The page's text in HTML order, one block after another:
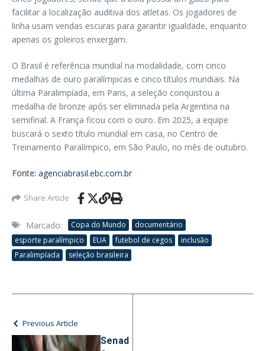
facilitar a localização auditiva dos atletas. Os jogadores de
linha usam vendas escuras para garantir igualdade, enquanto
apenas os goleiros enxergam.
O Brasil é referência mundial na modalidade, com cinco
medalhas de ouro paralímpicas e cinco títulos mundiais. Na
última Paralimpíada, em Paris, a seleção conquistou a
medalha de bronze após ser eliminada pela Argentina na
semifinal. A França ficou com o ouro. Em 2025, a equipe
buscará o sexto título mundial em casa, no Centro de
Treinamento Paralímpico, em São Paulo, no mês de outubro.
Fonte: agenciabrasil.ebc.com.br
Share Article
Marcado: Copa do Mundo
documentário
esporte paralímpico
EUA futebol de cegos
inclusão
Paralimpíada
seleção brasileira
Previous Article
Senad